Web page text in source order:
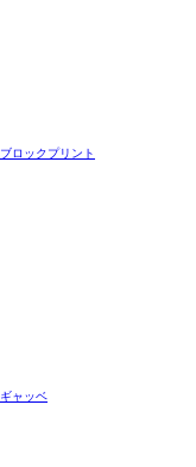
ブロックプリント
ギャッベ